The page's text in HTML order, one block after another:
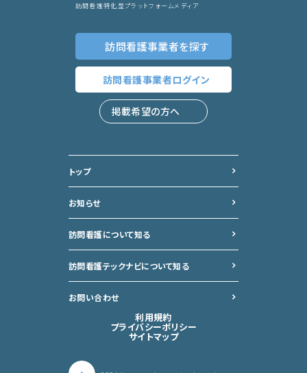
訪問看護特化型プラットフォームメディア
訪問看護事業者を探す
訪問看護事業者ログイン
掲載希望の方へ
トップ
お知らせ
訪問看護について知る
訪問看護テックナビについて知る
お問い合わせ
利用規約
プライバシーポリシー
サイトマップ